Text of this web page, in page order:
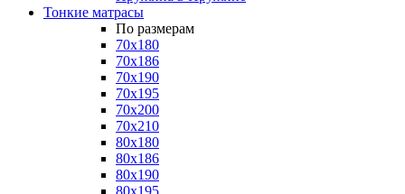
Тонкие матрасы
По размерам
70x180
70x186
70x190
70x195
70x200
70x210
80x180
80x186
80x190
80x195